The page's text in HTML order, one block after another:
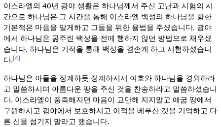
이스라엘의 40년 광야 생활은 하나님께서 주신 고난과 시험의 시
간으로 하나님은 그 시간을 통해 이스라엘 백성의 하나님을 향한
기본적은 마음을 알게하고 그들을 위한 율법을 주셨습니다. 광야
에서 하나님은 굶주린 백성을 전에 행하지 않던 방법으로 채우셨
습니다. 하나님은 기적을 통해 백성을 겸손케 하고 시험하셨습니
다.[4]
하나님은 아들을 징계하듯 징계하셔서 여호와 하나님을 경외하라
고 말씀하시며 아름다운 땅을 주신 것을 찬송하라고 말씀하셨습니
다. 이스라엘이 풍족해지면 마음이 교만해 지지말고 애굽 땅에서
구원하시고 광야에서 보호하시고 이적을 베푸신 것을 기억하고 다
른 신을 섬기지 말라고 했습니다.